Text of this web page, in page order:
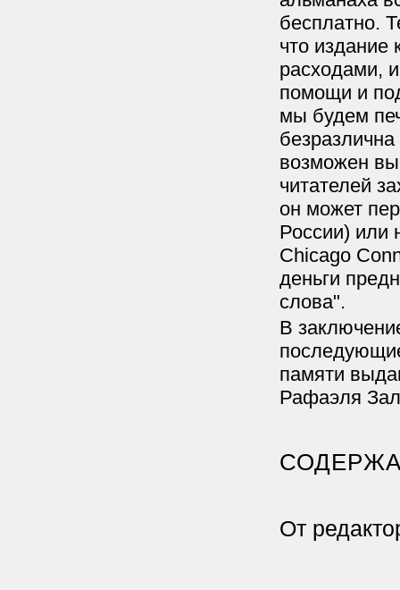
бесплатно.
что издание
расходами,
помощи и
мы будем
возможен
читателей
он может
России) или
Chicago
деньги
слова".
В
памяти
Рафаэля
От